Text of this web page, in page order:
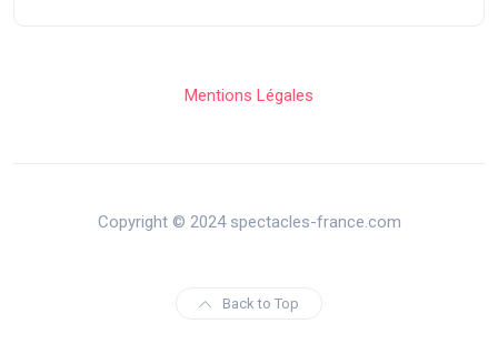
Mentions Légales
Copyright © 2024 spectacles-france.com
Back to Top